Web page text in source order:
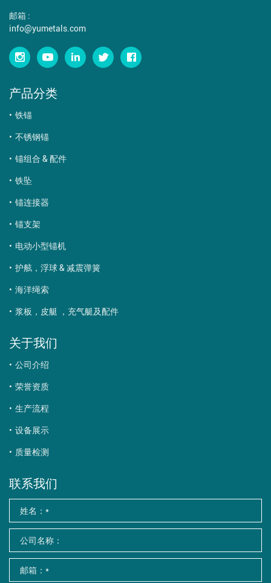
邮箱 :
info@yumetals.com
产品分类
铁锚
不锈钢锚
锚组合 & 配件
铁坠
锚连接器
锚支架
电动小型锚机
护舷，浮球 & 减震弹簧
海洋绳索
浆板，皮艇 ，充气艇及配件
关于我们
公司介绍
荣誉资质
生产流程
设备展示
质量检测
联系我们